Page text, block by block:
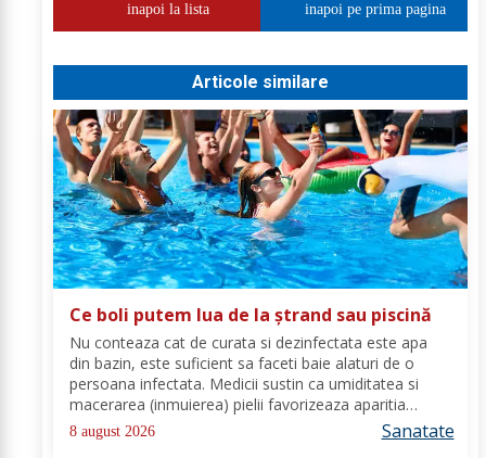
inapoi la lista inapoi pe prima pagina
Articole similare
Ce boli putem lua de la ștrand sau piscină
Nu conteaza cat de curata si dezinfectata este apa
din bazin, este suficient sa faceti baie alaturi de o
persoana infectata. Medicii sustin ca umiditatea si
macerarea (inmuierea) pielii favorizeaza aparitia
infectiilor micotice, care prin apa se transmit mult mai
usor. Cel mai intalnit tip de...
8 august 2026 Sanatate